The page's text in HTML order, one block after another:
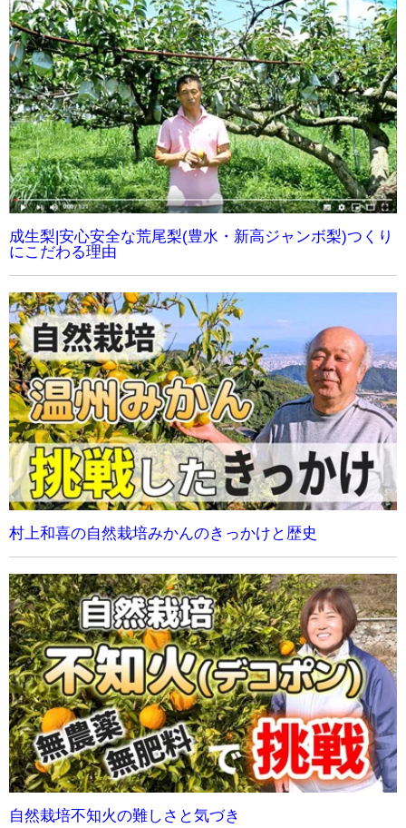
成生梨|安心安全な荒尾梨(豊水・新高ジャンボ梨)つくり
にこだわる理由
村上和喜の自然栽培みかんのきっかけと歴史
自然栽培不知火の難しさと気づき